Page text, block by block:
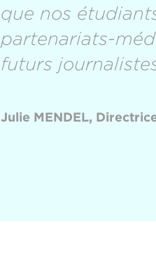
que nos
partenariats-
futurs
Julie MENDEL,